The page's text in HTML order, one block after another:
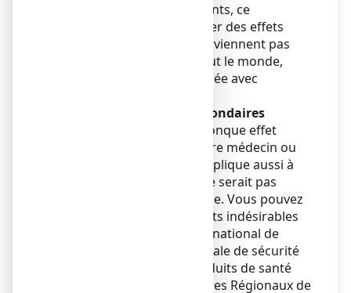
Comme tous les médicaments, ce
médicament peut provoquer des effets
indésirables, mais ils ne surviennent pas
systématiquement chez tout le monde,
notamment irritation cutanée avec
Déclaration des effets secondaires
Si vous ressentez un quelconque effet
indésirable, parlez-en à votre médecin ou
votre pharmacien. Ceci s’applique aussi à
tout effet indésirable qui ne serait pas
mentionné dans cette notice. Vous pouvez
également déclarer les effets indésirables
directement via le système national de
déclaration : Agence nationale de sécurité
du médicament et des produits de santé
(ANSM) et réseau des Centres Régionaux de